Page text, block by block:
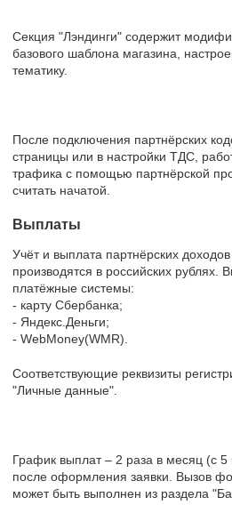
Секция "Лэндинги" содержит
базового шаблона магазина,
тематику.
После подключения партнёрских
страницы или в настройки ТДС,
трафика с помощью партнёрской
считать начатой.
Выплаты
Учёт и выплата партнёрских
производятся в российских рублях.
платёжные системы:
- карту Сбербанка;
- Яндекс.Деньги;
- WebMoney(WMR).
Соответствующие реквизиты
"Личные данные".
График выплат – 2 раза в месяц (с 5
после оформления заявки. Вызов
может быть выполнен из раздела